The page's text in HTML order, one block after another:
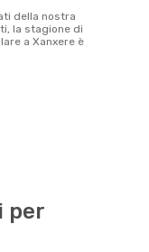
la stagione di
a Xanxere è
per